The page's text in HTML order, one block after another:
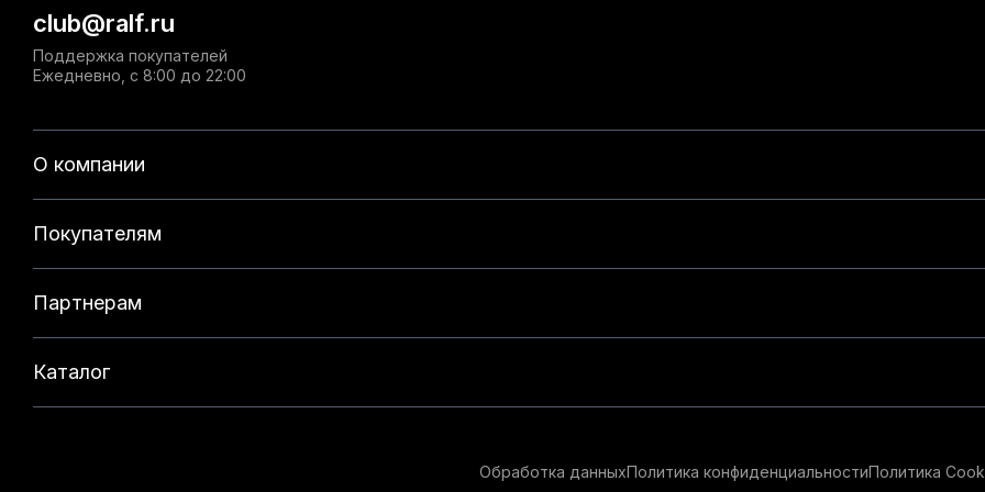
О компании
Покупателям
Партнерам
Каталог
club@ralf.ru
Поддержка покупателей
Ежедневно, с 8:00 до 22:00
Обработка данныхПолитика конфиденциальностиПолитика